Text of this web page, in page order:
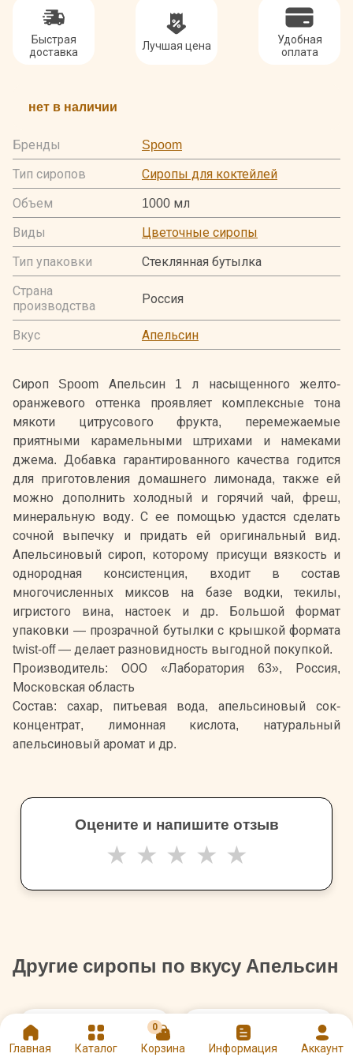
Главная Каталог
0
Корзина Информация Аккаунт
Быстрая
доставка
Лучшая цена
Удобная
оплата
нет в наличии
Бренды
Spoom
Тип сиропов
Сиропы для коктейлей
Объем
1000 мл
Виды
Цветочные сиропы
Тип упаковки
Стеклянная бутылка
Страна
производства
Россия
Вкус Апельсин
Сироп Spoom Апельсин 1 л насыщенного желто-
оранжевого оттенка проявляет комплексные тона
мякоти цитрусового фрукта, перемежаемые
приятными карамельными штрихами и намеками
джема. Добавка гарантированного качества годится
для приготовления домашнего лимонада, также ей
можно дополнить холодный и горячий чай, фреш,
минеральную воду. С ее помощью удастся сделать
сочной выпечку и придать ей оригинальный вид.
Апельсиновый сироп, которому присущи вязкость и
однородная консистенция, входит в состав
многочисленных миксов на базе водки, текилы,
игристого вина, настоек и др. Большой формат
упаковки — прозрачной бутылки с крышкой формата
twist-off — делает разновидность выгодной покупкой.
Производитель: ООО «Лаборатория 63», Россия,
Московская область
Состав: сахар, питьевая вода, апельсиновый сок-
концентрат, лимонная кислота, натуральный
апельсиновый аромат и др.
Оцените и напишите отзыв
★ ★ ★ ★ ★
Другие сиропы по вкусу Апельсин